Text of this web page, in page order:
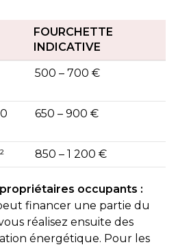
FOURCHETTE
INDICATIVE
500 – 700 €
650 – 900 €
850 – 1 200 €
occupants :
financer une partie du
réalisez ensuite des
énergétique. Pour les